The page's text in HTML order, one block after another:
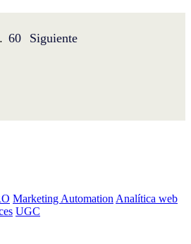
60 Siguiente
Marketing Automation Analítica web
UGC